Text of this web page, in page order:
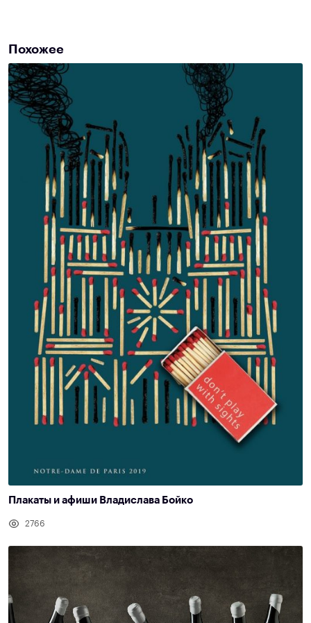
Похожее
Плакаты и афиши Владислава Бойко
2766